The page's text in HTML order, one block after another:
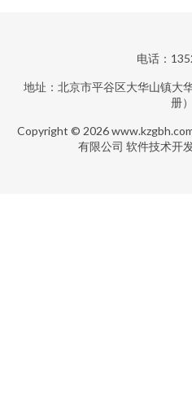
电话：
地址：北京市平谷区大华山镇大
册）
Copyright © 2026
有限公司 软件技术开